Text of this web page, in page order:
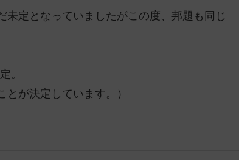
定となっていましたがこの度、邦題も同じ
。
とが決定しています。）